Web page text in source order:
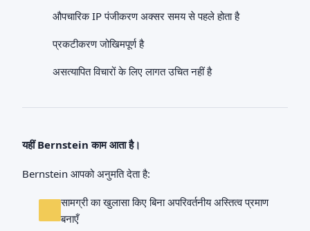
औपचारिक IP पंजीकरण अक्सर समय से पहले होता है
प्रकटीकरण जोखिमपूर्ण है
असत्यापित विचारों के लिए लागत उचित नहीं है
यहीं Bernstein काम आता है।
Bernstein आपको अनुमति देता है:
सामग्री का खुलासा किए बिना अपरिवर्तनीय अस्तित्व प्रमाण
बनाएँ